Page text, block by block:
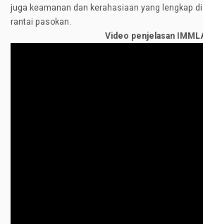
juga keamanan dan kerahasiaan yang lengkap
rantai pasokan.
Video penjelasan